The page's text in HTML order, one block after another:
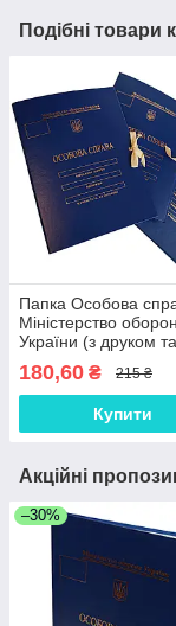
Подібні товари
Папка Особова
Міністерство
України (з друком та
тисненням золотом)
висота корінця 40 мм
180,60 ₴ 215 ₴
Купити
Акційні
–30%